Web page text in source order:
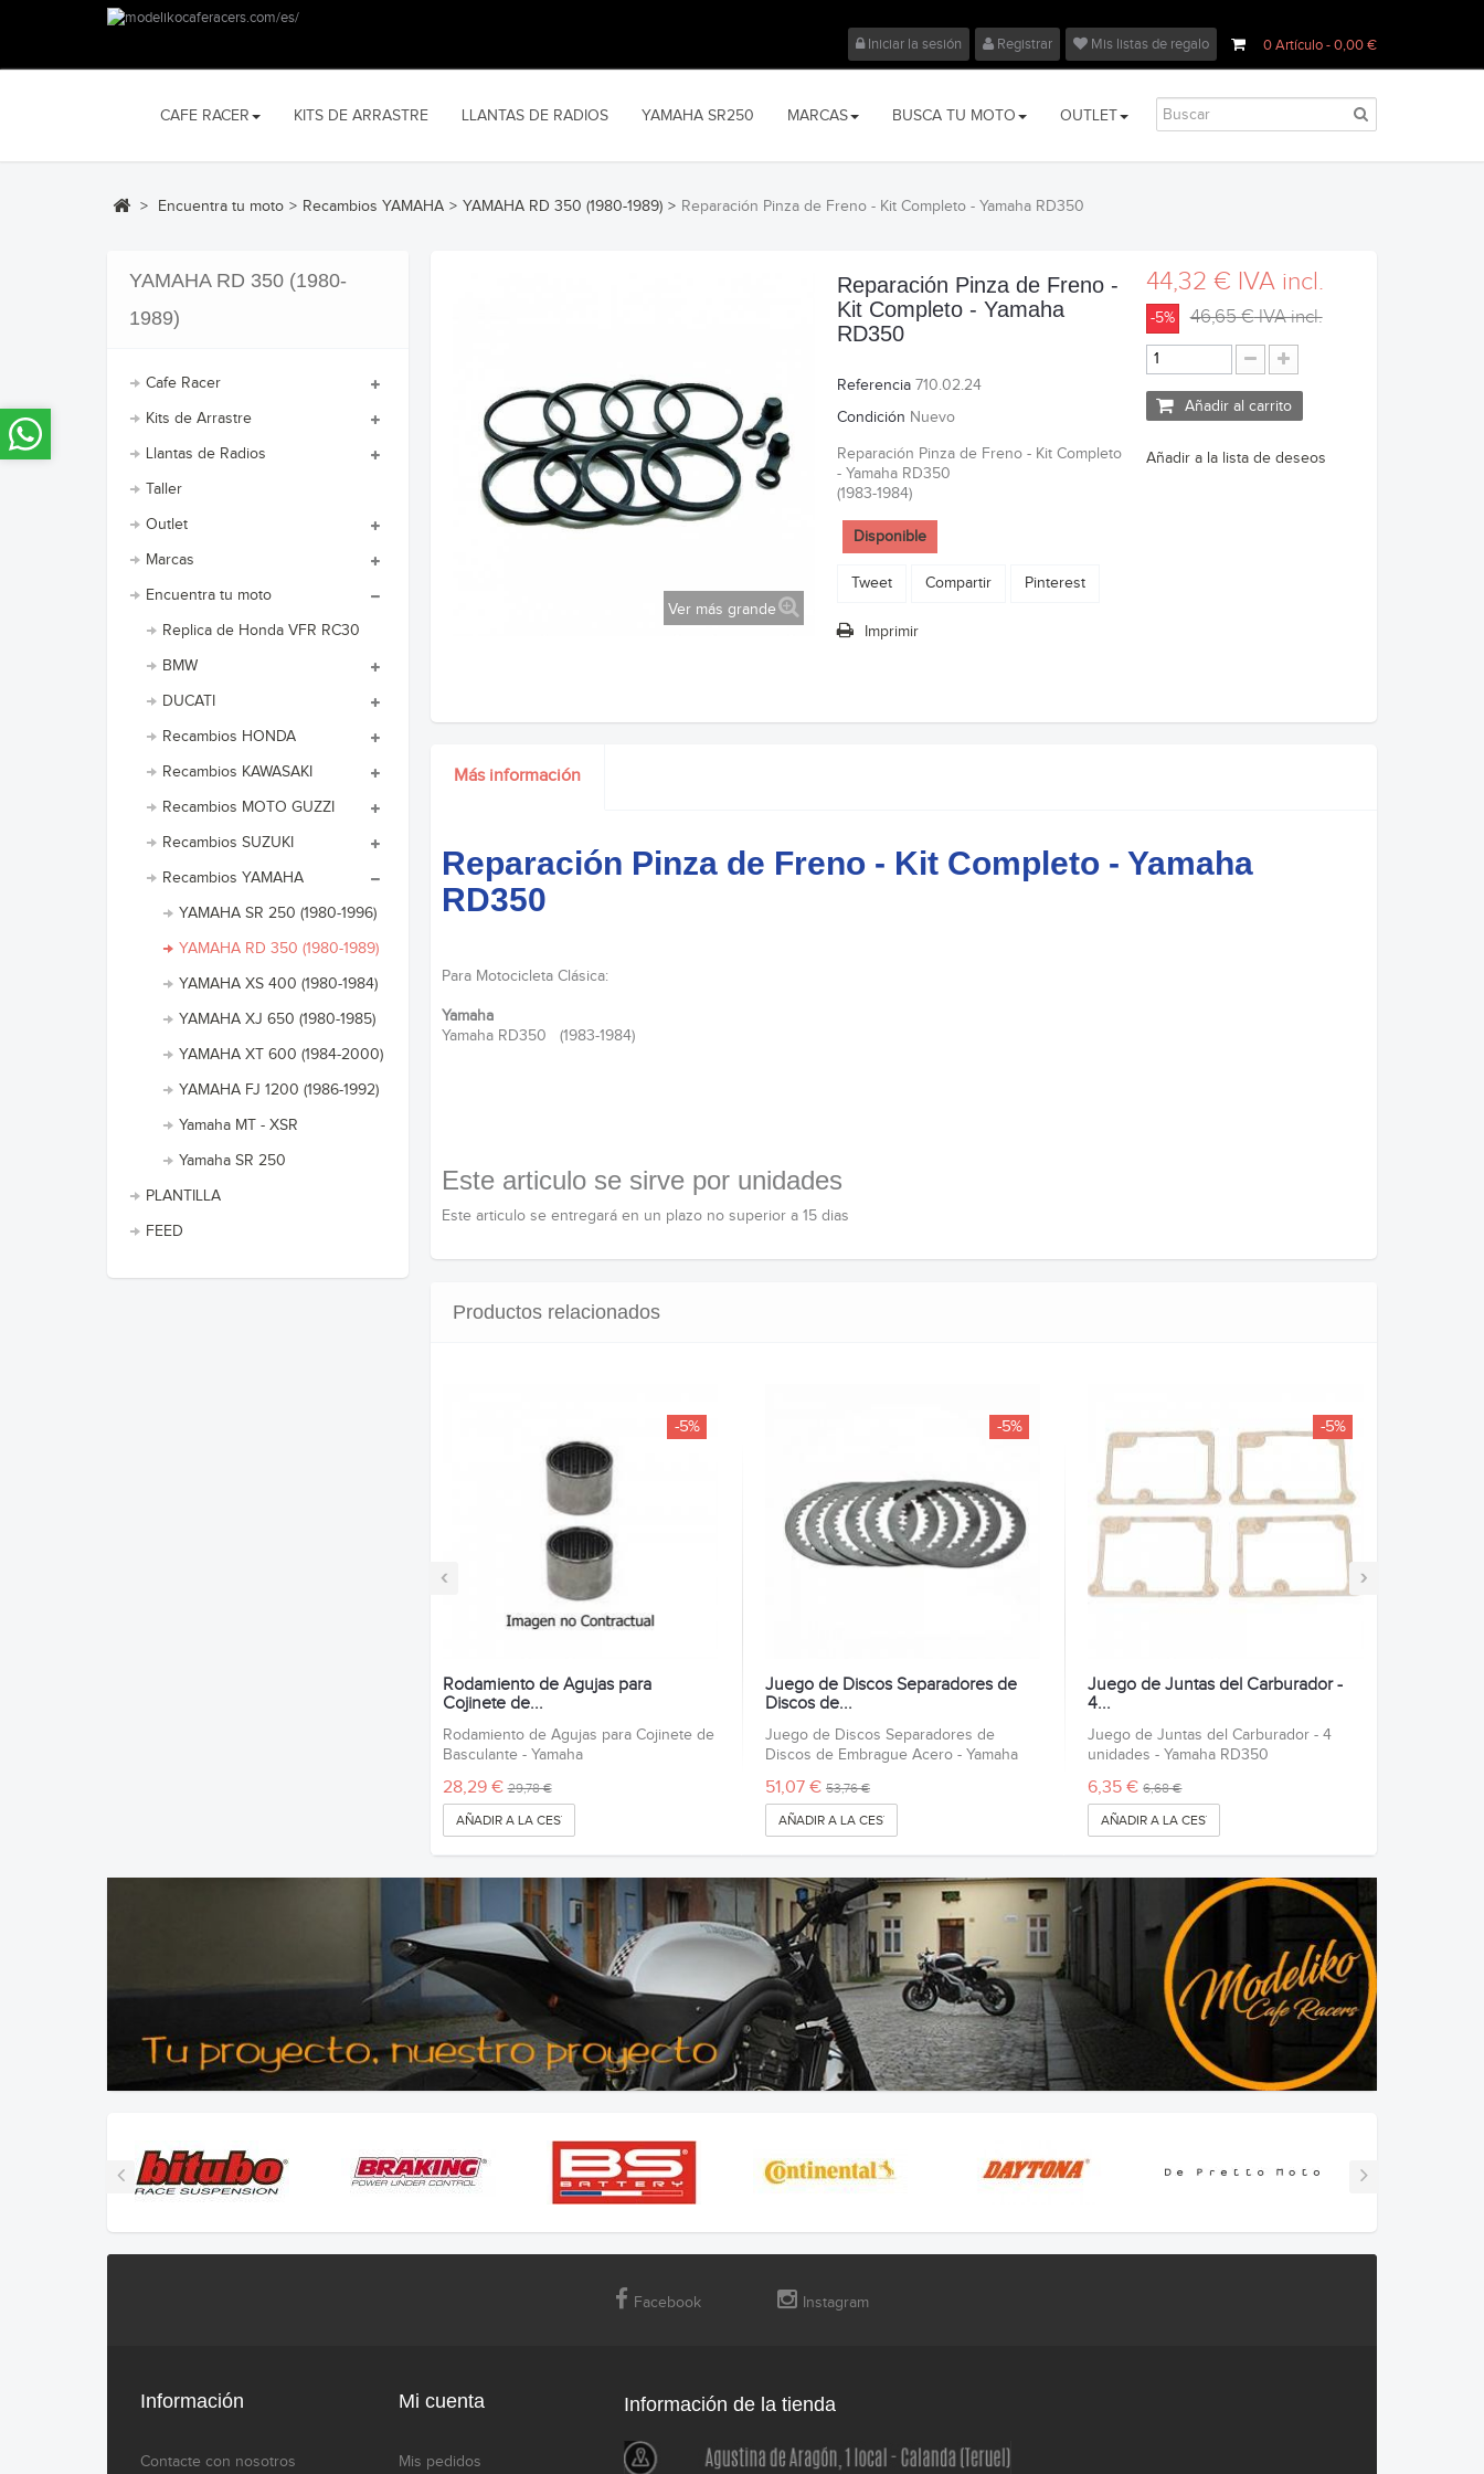
0Artículo- 0,00 €
Iniciar la sesión Registrar Mis listas de regalo
CAFE RACER KITS DE ARRASTRE LLANTAS DE RADIOS YAMAHA SR250 MARCAS BUSCA TU MOTO OUTLET
> Encuentra tu moto > Recambios YAMAHA > YAMAHA RD 350 (1980-1989) > Reparación Pinza de Freno - Kit Completo - Yamaha RD350
YAMAHA RD 350 (1980-
1989)
Cafe Racer
Kits de Arrastre
Llantas de Radios
Taller
Outlet
Marcas
Encuentra tu moto
Replica de Honda VFR RC30
BMW
DUCATI
Recambios HONDA
Recambios KAWASAKI
Recambios MOTO GUZZI
Recambios SUZUKI
Recambios YAMAHA
YAMAHA SR 250 (1980-1996)
YAMAHA RD 350 (1980-1989)
YAMAHA XS 400 (1980-1984)
YAMAHA XJ 650 (1980-1985)
YAMAHA XT 600 (1984-2000)
YAMAHA FJ 1200 (1986-1992)
Yamaha MT - XSR
Yamaha SR 250
PLANTILLA
FEED
Ver más grande
Reparación Pinza de Freno -
Kit Completo - Yamaha
RD350
Referencia 710.02.24
Condición Nuevo
Reparación Pinza de Freno - Kit Completo
- Yamaha RD350
(1983-1984)
Disponible
Tweet Compartir Pinterest
Imprimir
44,32 € IVA incl.
-5% 46,65 €IVA incl.
Añadir al carrito
Añadir a la lista de deseos
Más información
Reparación Pinza de Freno - Kit Completo - Yamaha
RD350
Para Motocicleta Clásica:
Yamaha
Yamaha RD350 (1983-1984)
Este articulo se sirve por unidades
Este articulo se entregará en un plazo no superior a 15 dias
Productos relacionados
‹ ›
-5%
Rodamiento de Agujas para
Cojinete de...
Rodamiento de Agujas para Cojinete de
Basculante - Yamaha
28,29 € 29,78 €
AÑADIR A LA CESTA
-5%
Juego de Discos Separadores de
Discos de...
Juego de Discos Separadores de
Discos de Embrague Acero - Yamaha
51,07 € 53,76 €
AÑADIR A LA CESTA
-5%
Juego de Juntas del Carburador -
4...
Juego de Juntas del Carburador - 4
unidades - Yamaha RD350
6,35 € 6,68 €
AÑADIR A LA CESTA
Facebook Instagram
Información
Contacte con nosotros
Mi cuenta
Mis pedidos
Información de la tienda